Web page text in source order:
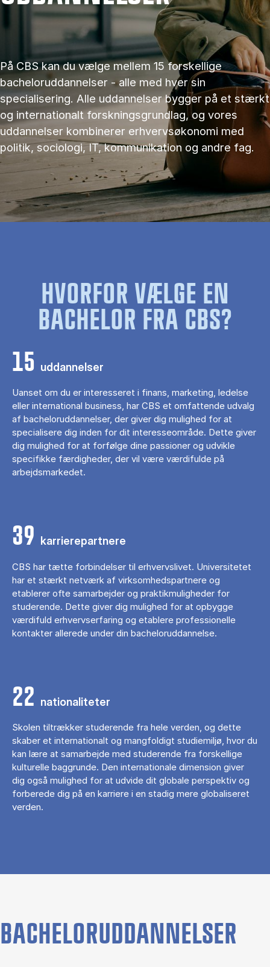
På CBS kan du vælge mellem 15 forskellige
bacheloruddannelser - alle med hver sin
specialisering. Alle uddannelser bygger på et stærkt
og internationalt forskningsgrundlag, og vores
uddannelser kombinerer erhvervsøkonomi med
politik, sociologi, IT, kommunikation og andre fag.
HVORFOR VÆLGE EN
BACHELOR FRA CBS?
15 uddannelser
Uanset om du er interesseret i finans, marketing, ledelse
eller international business, har CBS et omfattende udvalg
af bacheloruddannelser, der giver dig mulighed for at
specialisere dig inden for dit interesseområde. Dette giver
dig mulighed for at forfølge dine passioner og udvikle
specifikke færdigheder, der vil være værdifulde på
arbejdsmarkedet.
39 karrierepartnere
CBS har tætte forbindelser til erhvervslivet. Universitetet
har et stærkt netværk af virksomhedspartnere og
etablerer ofte samarbejder og praktikmuligheder for
studerende. Dette giver dig mulighed for at opbygge
værdifuld erhvervserfaring og etablere professionelle
kontakter allerede under din bacheloruddannelse.
22 nationaliteter
Skolen tiltrækker studerende fra hele verden, og dette
skaber et internationalt og mangfoldigt studiemiljø, hvor du
kan lære at samarbejde med studerende fra forskellige
kulturelle baggrunde. Den internationale dimension giver
dig også mulighed for at udvide dit globale perspektiv og
forberede dig på en karriere i en stadig mere globaliseret
verden.
BACHELORUDDANNELSER